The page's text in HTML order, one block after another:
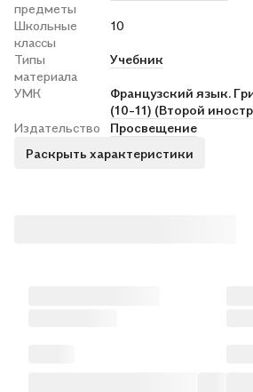
предметы
Школьные
классы
10
Типы
материала
Учебник
УМК
Французский язык.
(10-11) (Второй
Издательство
Просвещение
Раскрыть характеристики